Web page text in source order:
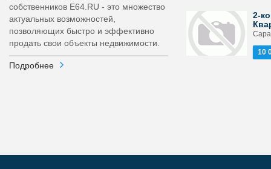
собственников E64.RU - это множество
актуальных возможностей,
позволяющих быстро и эффективно
продать свои объекты недвижимости.
Подробнее
2-
10